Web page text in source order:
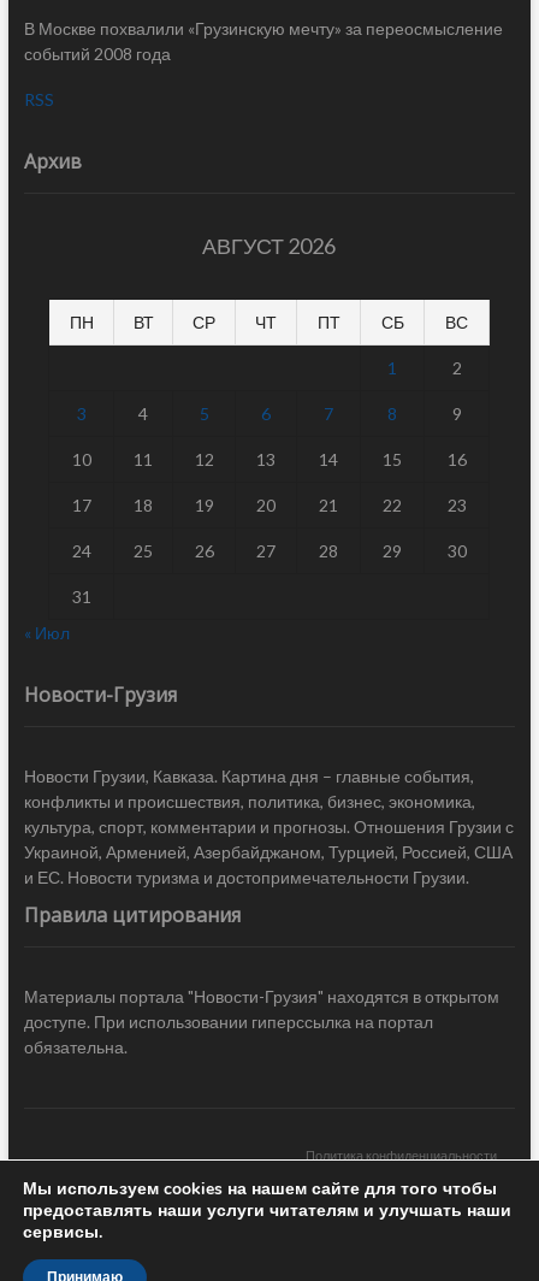
В Москве похвалили «Грузинскую мечту» за переосмысление
событий 2008 года
RSS
Архив
АВГУСТ 2026
ПН ВТ СР ЧТ ПТ СБ ВС
1 2
3 4 5 6 7 8 9
10 11 12 13 14 15 16
17 18 19 20 21 22 23
24 25 26 27 28 29 30
31
« Июл
Новости-Грузия
Новости Грузии, Кавказа. Картина дня – главные события,
конфликты и происшествия, политика, бизнес, экономика,
культура, спорт, комментарии и прогнозы. Отношения Грузии с
Украиной, Арменией, Азербайджаном, Турцией, Россией, США
и ЕС. Новости туризма и достопримечательности Грузии.
Правила цитирования
Материалы портала "Новости-Грузия" находятся в открытом
доступе. При использовании гиперссылка на портал
обязательна.
Политика конфиденциальности
Новости Грузии| Black Sea Press LTD © 2020 All Rights Reserved /
Design & development —
Мы используем cookies на нашем сайте для того чтобы
предоставлять наши услуги читателям и улучшать наши
сервисы.